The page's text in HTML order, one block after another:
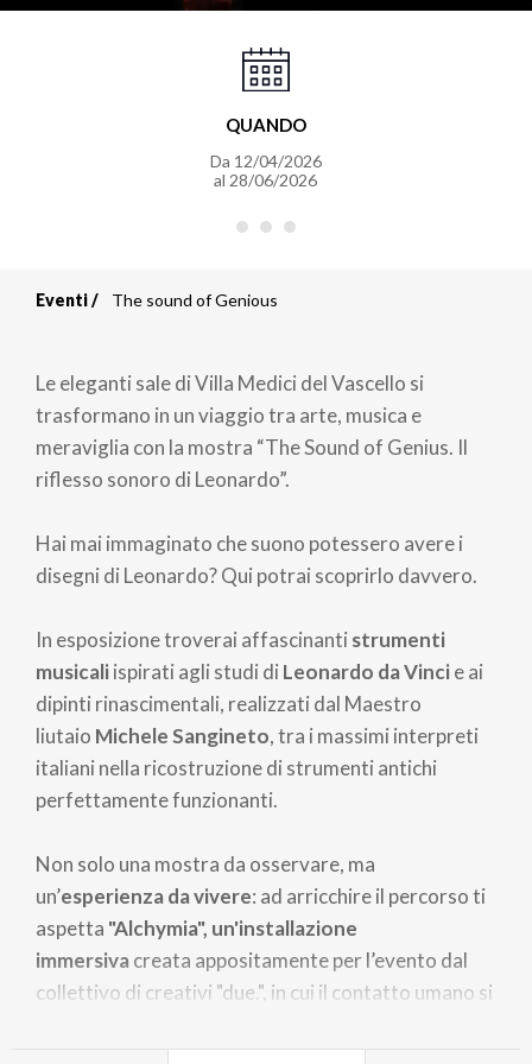
QUANDO
Da 12/04/2026
al 28/06/2026
di
pane
Eventi The sound of Genious
Le eleganti sale di Villa Medici del Vascello si
trasformano in un viaggio tra arte, musica e
meraviglia con la mostra “The Sound of Genius. Il
riflesso sonoro di Leonardo”.
Hai mai immaginato che suono potessero avere i
disegni di Leonardo? Qui potrai scoprirlo davvero.
In esposizione troverai affascinanti strumenti
musicaliispirati agli studi di Leonardo da Vincie ai
dipinti rinascimentali, realizzati dal Maestro
liutaio Michele Sangineto, tra i massimi interpreti
italiani nella ricostruzione di strumenti antichi
perfettamente funzionanti.
Non solo una mostra da osservare, ma
un’esperienza da vivere: ad arricchire il percorso ti
aspetta "Alchymia", un'installazione
immersiva creata appositamente per l’evento dal
collettivo di creativi "due.", in cui il contatto umano si